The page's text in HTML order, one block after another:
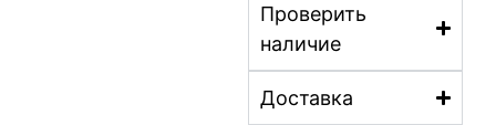
Проверить
наличие
Доставка